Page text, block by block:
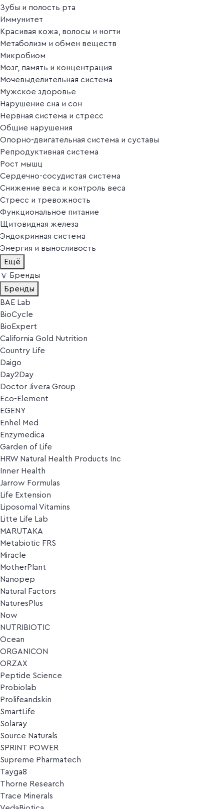
Зубы и полость рта
Иммунитет
Красивая кожа, волосы и ногти
Метаболизм и обмен веществ
Микробиом
Мозг, память и концентрация
Мочевыделительная система
Мужское здоровье
Нарушение сна и сон
Нервная система и стресс
Общие нарушения
Опорно-двигательная система и суставы
Репродуктивная система
Рост мышц
Сердечно-сосудистая система
Снижение веса и контроль веса
Стресс и тревожность
Функциональное питание
Щитовидная железа
Эндокринная система
Энергия и выносливость
Ещё
Бренды
Бренды
BAE Lab
BioCycle
BioExpert
California Gold Nutrition
Country Life
Daigo
Day2Day
Doctor Jivera Group
Eco-Element
EGENY
Enhel Med
Enzymedica
Garden of Life
HRW Natural Health Products Inc
Inner Health
Jarrow Formulas
Life Extension
Liposomal Vitamins
Litte Life Lab
MARUTAKA
Metabiotic FRS
Miracle
MotherPlant
Nanopep
Natural Factors
NaturesPlus
Now
NUTRIBIOTIC
Ocean
ORGANICON
ORZAX
Peptide Science
Probiolab
Prolifeandskin
SmartLife
Solaray
Source Naturals
SPRINT POWER
Supreme Pharmatech
Tayga8
Thorne Research
Trace Minerals